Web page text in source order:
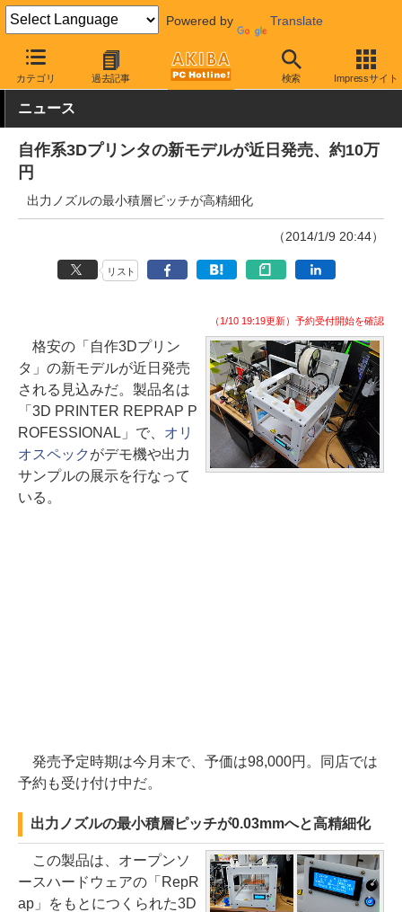
Powered by Translate
カテゴリ 過去記事 検索 Impressサイト
AKIBA PC Hotline! PC周辺機器 その他PC関連 3Dプリンタ
ニュース
自作系3Dプリンタの新モデルが近日発売、約10万
円
出力ノズルの最小積層ピッチが高精細化
（2014/1/9 20:44）
リスト
（1/10 19:19更新）予約受付開始を確認
格安の「自作3Dプリン
タ」の新モデルが近日発売
される見込みだ。製品名は
「3D PRINTER REPRAP P
ROFESSIONAL」で、 オリ
オスペック がデモ機や出力
サンプルの展示を行なって
いる。
発売予定時期は今月末で、予価は98,000円。同店では
予約も受け付け中だ。
出力ノズルの最小積層ピッチが0.03mmへと高精細化
この製品は、オープンソ
ースハードウェアの「RepR
ap」をもとにつくられた3D